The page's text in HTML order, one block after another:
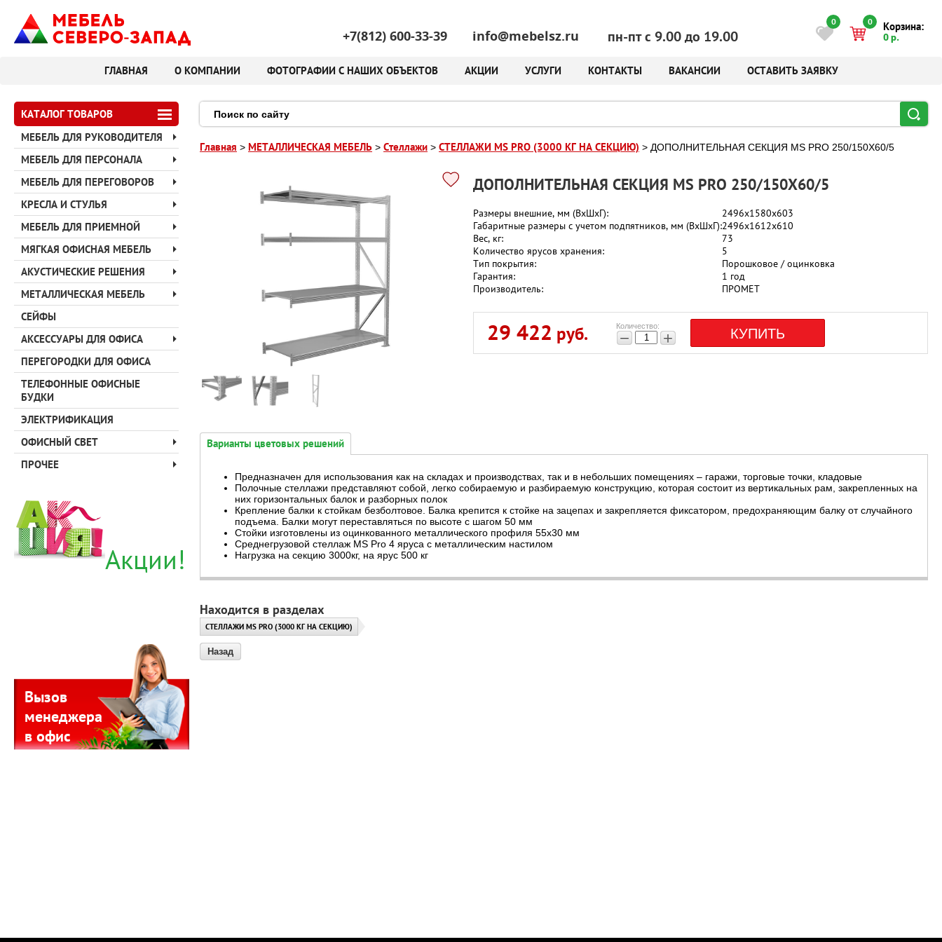
+7(812) 600-33-39 info@mebelsz.ru пн-пт с 9.00 до 19.00
0 Корзина:
0 р.
0
ГЛАВНАЯ О КОМПАНИИ ФОТОГРАФИИ С НАШИХ ОБЪЕКТОВ АКЦИИ УСЛУГИ КОНТАКТЫ ВАКАНСИИ ОСТАВИТЬ ЗАЯВКУ
Главная > МЕТАЛЛИЧЕСКАЯ МЕБЕЛЬ > Стеллажи > СТЕЛЛАЖИ MS PRO (3000 КГ НА СЕКЦИЮ) > ДОПОЛНИТЕЛЬНАЯ СЕКЦИЯ MS PRO 250/150X60/5
ДОПОЛНИТЕЛЬНАЯ СЕКЦИЯ MS PRO 250/150X60/5
Размеры внешние, мм (ВхШхГ):
2496x1580x603
Габаритные размеры с учетом подпятников, мм (ВхШхГ):2496х1612х610
Вес, кг:
73
Количество ярусов хранения:
5
Тип покрытия:
Порошковое / оцинковка
Гарантия:
1 год
Производитель:
ПРОМЕТ
29 422 руб. Количество:
− + КУПИТЬ
Варианты цветовых решений
Предназначен для использования как на складах и производствах, так и в небольших помещениях – гаражи, торговые точки, кладовые
Полочные стеллажи представляют собой, легко собираемую и разбираемую конструкцию, которая состоит из вертикальных рам, закрепленных на
них горизонтальных балок и разборных полок
Крепление балки к стойкам безболтовое. Балка крепится к стойке на зацепах и закрепляется фиксатором, предохраняющим балку от случайного
подъема. Балки могут переставляться по высоте с шагом 50 мм
Стойки изготовлены из оцинкованного металлического профиля 55х30 мм
Среднегрузовой стеллаж MS Pro 4 ярусa с металлическим настилом
Нагрузка на секцию 3000кг, на ярус 500 кг
Находится в разделах
СТЕЛЛАЖИ MS PRO (3000 КГ НА СЕКЦИЮ)
Назад
КАТАЛОГ ТОВАРОВ
МЕБЕЛЬ ДЛЯ РУКОВОДИТЕЛЯ
МЕБЕЛЬ ДЛЯ ПЕРСОНАЛА
МЕБЕЛЬ ДЛЯ ПЕРЕГОВОРОВ
КРЕСЛА И СТУЛЬЯ
МЕБЕЛЬ ДЛЯ ПРИЕМНОЙ
МЯГКАЯ ОФИСНАЯ МЕБЕЛЬ
АКУСТИЧЕСКИЕ РЕШЕНИЯ
МЕТАЛЛИЧЕСКАЯ МЕБЕЛЬ
СЕЙФЫ
АКСЕССУАРЫ ДЛЯ ОФИСА
ПЕРЕГОРОДКИ ДЛЯ ОФИСА
ТЕЛЕФОННЫЕ ОФИСНЫЕ
БУДКИ
ЭЛЕКТРИФИКАЦИЯ
ОФИСНЫЙ СВЕТ
ПРОЧЕЕ
Акции!
Вызов
менеджера
в офис